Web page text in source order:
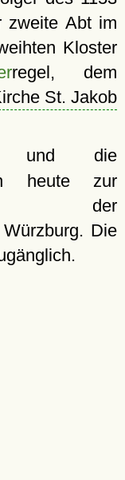
zweite Abt im
Kloster
regel, dem
St. Jakob
die
heute zur
der
Die